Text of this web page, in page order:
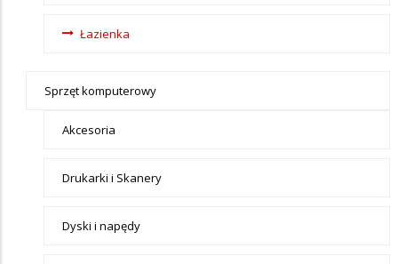
Łazienka
Sprzęt komputerowy
Akcesoria
Drukarki i Skanery
Dyski i napędy